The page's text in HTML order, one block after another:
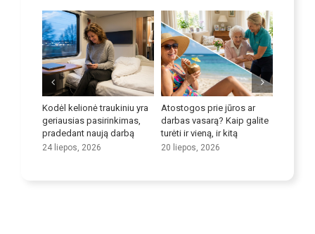
Kodėl kelionė traukiniu yra
geriausias pasirinkimas,
pradedant naują darbą
24 liepos, 2026
Atostogos prie jūros ar
darbas vasarą? Kaip galite
turėti ir vieną, ir kitą
20 liepos, 2026